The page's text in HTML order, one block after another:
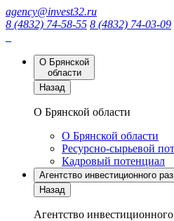
agency@invest32.ru
8 (4832) 74-58-55 8 (4832) 74-03-09
О Брянской
области
Назад
О Брянской области
О Брянской области
Ресурсно-сырьевой
Кадровый потенциал
Агентство инвестиционного
Назад
Агентство